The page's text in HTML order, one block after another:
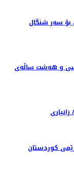
بۆ سەر شنگال
سى و هه‌شت ساڵه‌ى
کوردستان